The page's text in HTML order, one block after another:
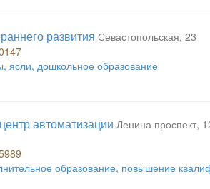
развития Севастопольская, 23
ясли, дошкольное образование
автоматизации Ленина проспект,
образование, повышение